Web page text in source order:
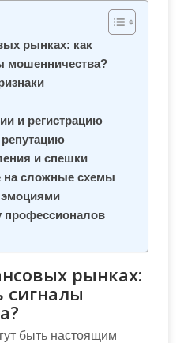
рынках: как
мошенничества?
и регистрацию
и спешки
на сложные схемы
профессионалов
рынках:
сигналы
быть настоящим